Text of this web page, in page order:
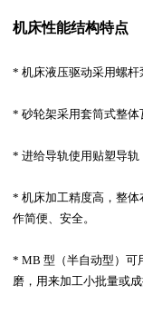
机床性能结构特点
* 机床液压驱动采用螺杆
* 砂轮架采用套筒式整体
* 进给导轨使用贴塑导轨
* 机床加工精度高，整
作简便、安全。
* MB 型（半自动型）可
磨，用来加工小批量或成